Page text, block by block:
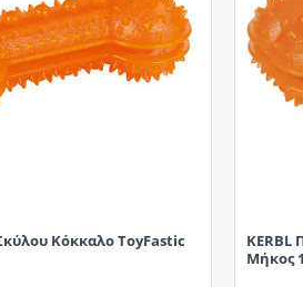
Κόκκαλο ToyFastic
KERBL
Μήκος